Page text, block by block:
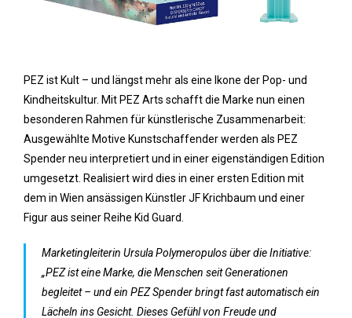
PEZ ist Kult – und längst mehr als eine Ikone der Pop- und
Kindheitskultur. Mit PEZ Arts schafft die Marke nun einen
besonderen Rahmen für künstlerische Zusammenarbeit:
Ausgewählte Motive Kunstschaffender werden als PEZ
Spender neu interpretiert und in einer eigenständigen Edition
umgesetzt. Realisiert wird dies in einer ersten Edition mit
dem in Wien ansässigen Künstler JF Krichbaum und einer
Figur aus seiner Reihe Kid Guard.
Marketingleiterin Ursula Polymeropulos über die Initiative:
„PEZ ist eine Marke, die Menschen seit Generationen
begleitet – und ein PEZ Spender bringt fast automatisch ein
Lächeln ins Gesicht. Dieses Gefühl von Freude und